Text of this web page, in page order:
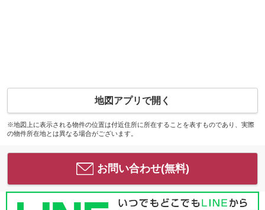
地図アプリで開く
※地図上に表示される物件の位置は付近住所に所在することを表すものであり、実際
の物件所在地とは異なる場合がございます。
お問い合わせ(無料)